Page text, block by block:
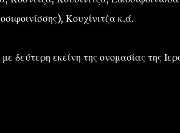
Κουχίνιτζα κ.ά.
δεύτερη εκείνη της ονομασίας της